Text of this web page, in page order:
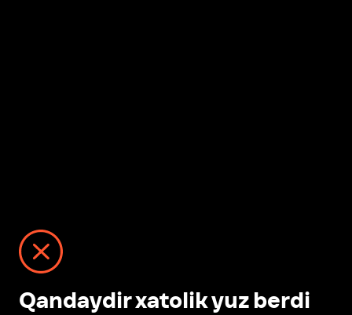
Qandaydir xatolik yuz berdi